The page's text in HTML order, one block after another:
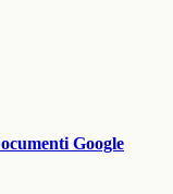
Google